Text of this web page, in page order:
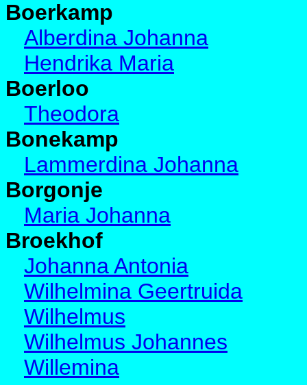
Boerkamp
Alberdina Johanna
Hendrika Maria
Boerloo
Theodora
Bonekamp
Lammerdina Johanna
Borgonje
Maria Johanna
Broekhof
Johanna Antonia
Wilhelmina Geertruida
Wilhelmus
Wilhelmus Johannes
Willemina